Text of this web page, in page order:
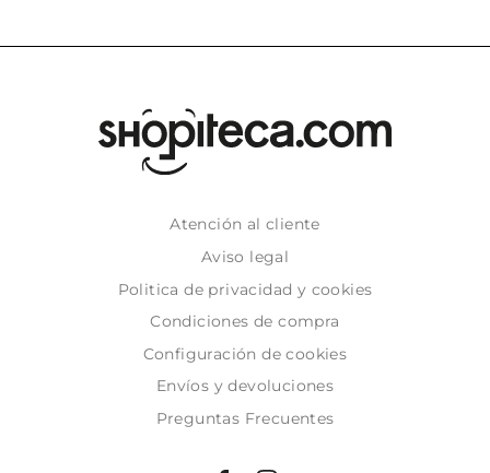
Atención al cliente
Aviso legal
Politica de privacidad y cookies
Condiciones de compra
Configuración de cookies
Envíos y devoluciones
Preguntas Frecuentes